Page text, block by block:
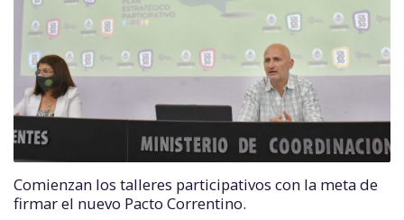
Comienzan los talleres participativos con la meta de
firmar el nuevo Pacto Correntino.